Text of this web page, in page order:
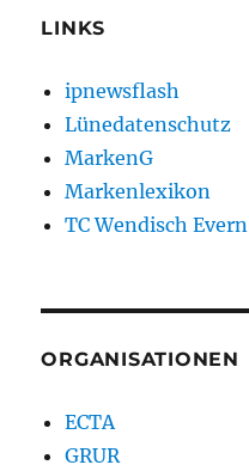
LINKS
ipnewsflash
Lünedatenschutz
MarkenG
Markenlexikon
TC Wendisch Evern
ORGANISATIONEN
ECTA
GRUR